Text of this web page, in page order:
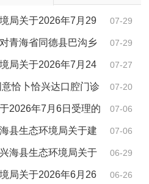
07-29
局关于2026年7月29
价文件的公示 07-29
青海省同德县巴沟乡
环境影响报告表作出审批意
07-27
局关于2026年7月24
价文件的公示 07-20
恰卜恰兴达口腔门诊
批复 07-06
2026年7月6日受理的
公示 07-06
县生态环境局关于建
批决定的公示 06-29
海县生态环境局关于
设项目环境影响评价报告表
06-26
局关于2026年6月26